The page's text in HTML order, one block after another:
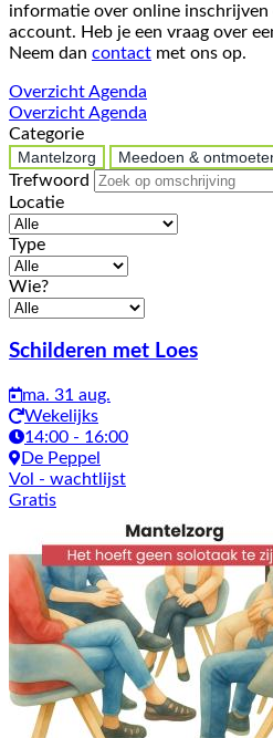
informatie over online inschrijven
account. Heb je een vraag over
Neem dan contact met ons op.
OverzichtAgenda
OverzichtAgenda
Categorie
Mantelzorg
Meedoen &
Trefwoord
Locatie
Type
Wie?
Activiteiten
Schilderen met Loes
ma. 31 aug.
Wekelijks
14:00 - 16:00
De Peppel
Vol - wachtlijst
Gratis